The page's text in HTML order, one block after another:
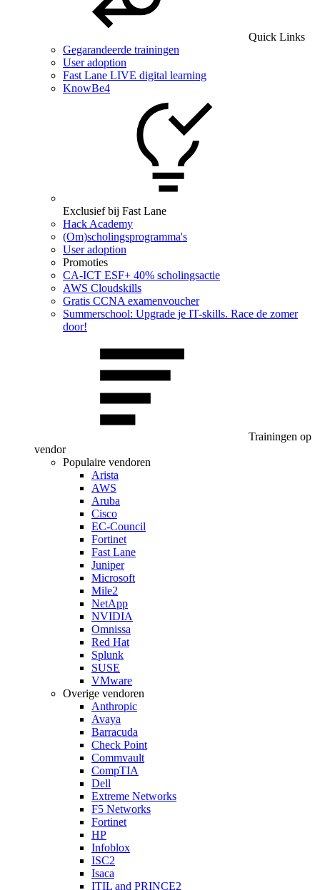
Quick Links
Gegarandeerde trainingen
User adoption
Fast Lane LIVE digital learning
KnowBe4
Exclusief bij Fast Lane
Hack Academy
(Om)scholingsprogramma's
User adoption
Promoties
CA‑ICT ESF+ 40% scholingsactie
AWS Cloudskills
Gratis CCNA examenvoucher
Summerschool: Upgrade je IT-skills. Race de zomer
door!
Trainingen op
vendor
Populaire vendoren
Arista
AWS
Aruba
Cisco
EC-Council
Fortinet
Fast Lane
Juniper
Microsoft
Mile2
NetApp
NVIDIA
Omnissa
Red Hat
Splunk
SUSE
VMware
Overige vendoren
Anthropic
Avaya
Barracuda
Check Point
Commvault
CompTIA
Dell
Extreme Networks
F5 Networks
Fortinet
HP
Infoblox
ISC2
Isaca
ITIL and PRINCE2